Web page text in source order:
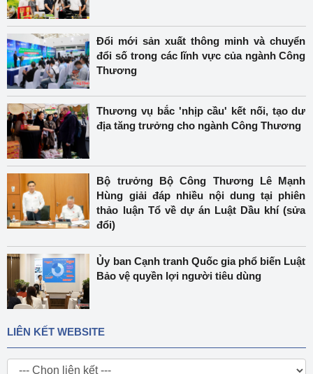
Đổi mới sản xuất thông minh và chuyển
đổi số trong các lĩnh vực của ngành Công
Thương
Thương vụ bắc 'nhịp cầu' kết nối, tạo dư
địa tăng trưởng cho ngành Công Thương
Bộ trưởng Bộ Công Thương Lê Mạnh
Hùng giải đáp nhiều nội dung tại phiên
thảo luận Tổ về dự án Luật Dầu khí (sửa
đổi)
Ủy ban Cạnh tranh Quốc gia phổ biến Luật
Bảo vệ quyền lợi người tiêu dùng
LIÊN KẾT WEBSITE